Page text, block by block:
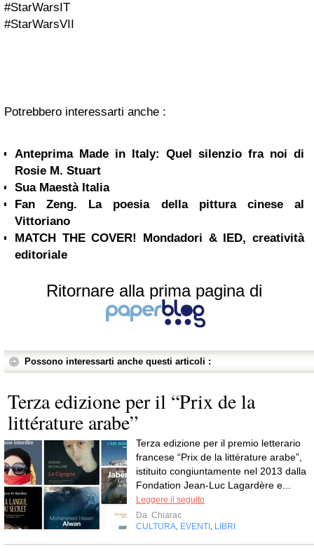
#StarWarsIT
#StarWarsVII
Potrebbero interessarti anche :
Anteprima Made in Italy: Quel silenzio fra noi di
Rosie M. Stuart
Sua Maestà Italia
Fan Zeng. La poesia della pittura cinese al
Vittoriano
MATCH THE COVER! Mondadori & IED, creatività
editoriale
Ritornare alla prima pagina di
Possono interessarti anche questi articoli :
Terza edizione per il “Prix de la
littérature arabe”
Terza edizione per il premio letterario
francese “Prix de la littérature arabe”,
istituito congiuntamente nel 2013 dalla
Fondation Jean-Luc Lagardère e...
Leggere il seguito
Da Chiarac
CULTURA EVENTI LIBRI